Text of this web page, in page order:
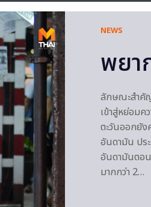
NEWS
พยา
ลักษณะสำคั
เข้าสู่หย่อมค
ตะวันออกยั
อันดามัน ปร
อันดามันตอ
มากกว่า 2…